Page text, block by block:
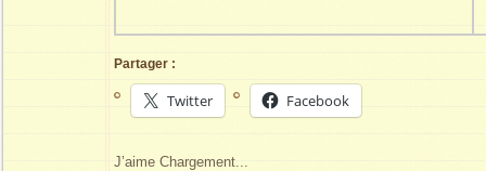
Partager :
Twitter Facebook
J’aime Chargement...